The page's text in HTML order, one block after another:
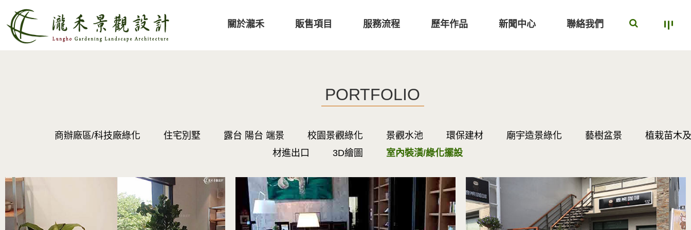
關於瀧禾 販售項目 服務流程 歷年作品 新聞中心 聯絡我們
PORTFOLIO
商辦廠區/科技廠綠化 住宅別墅 露台 陽台 端景 校園景觀綠化 景觀水池 環保建材 廟宇造景綠化 藝樹盆景
植栽苗木
材進出口
3D繪圖 室內裝潢/綠化擺設